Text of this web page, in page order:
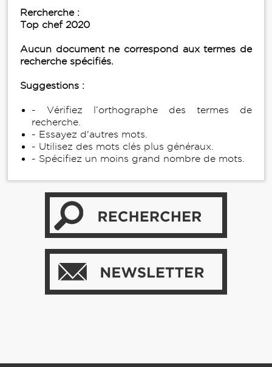
Rercherche :
Top chef 2020
Aucun document ne correspond aux termes de
recherche spécifiés.
Suggestions :
- Vérifiez l’orthographe des termes de
recherche.
- Essayez d'autres mots.
- Utilisez des mots clés plus généraux.
- Spécifiez un moins grand nombre de mots.